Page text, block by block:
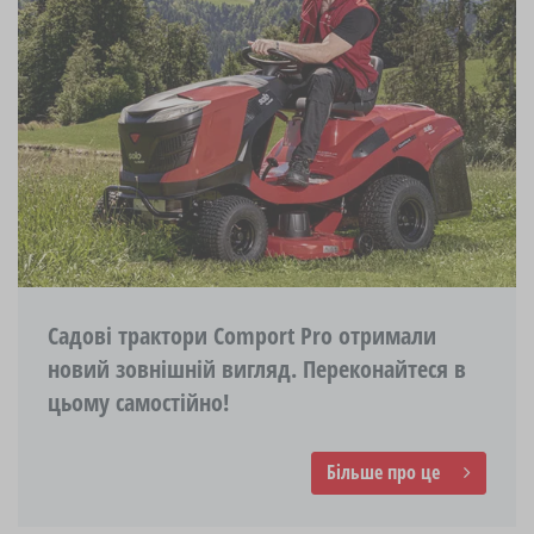
Садові трактори Comport Pro отримали
новий зовнішній вигляд. Переконайтеся в
цьому самостійно!
Більше про це